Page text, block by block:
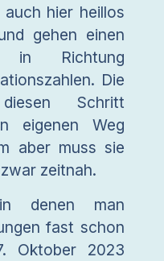
hier heillos
gehen einen
in Richtung
Die
Schritt
eigenen Weg
aber muss sie
zeitnah.
denen man
fast schon
Oktober 2023